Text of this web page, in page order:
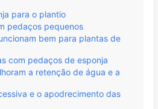
para o plantio
pedaços pequenos
bem para plantas de
com pedaços de esponja
a retenção de água e a
e o apodrecimento das